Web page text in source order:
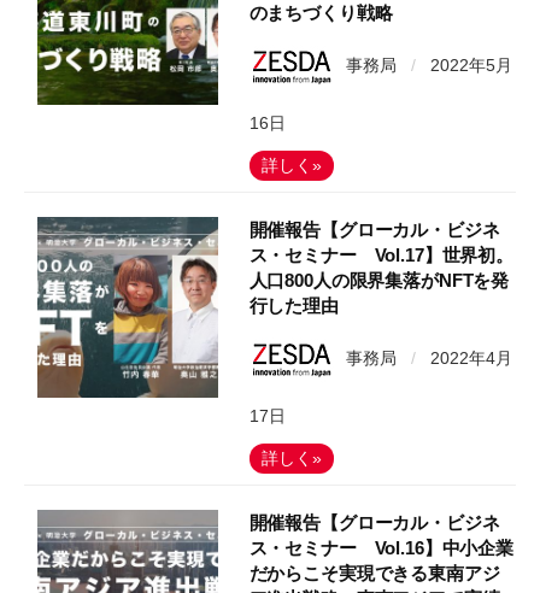
のまちづくり戦略
事務局 / 2022年5月
16日
詳しく»
開催報告【グローカル・ビジネ
ス・セミナー Vol.17】世界初。
人口800人の限界集落がNFTを発
行した理由
事務局 / 2022年4月
17日
詳しく»
開催報告【グローカル・ビジネ
ス・セミナー Vol.16】中小企業
だからこそ実現できる東南アジ